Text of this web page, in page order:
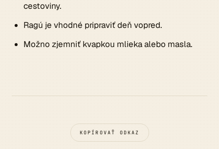
cestoviny.
Ragú je vhodné pripraviť deň vopred.
Možno zjemniť kvapkou mlieka alebo masla.
KOPÍROVAŤ ODKAZ